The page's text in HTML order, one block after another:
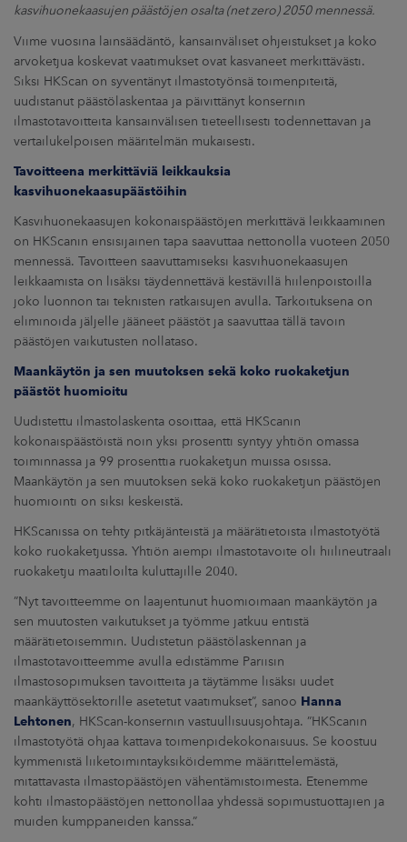
kasvihuonekaasujen päästöjen osalta (net zero) 2050 mennessä.
Viime vuosina lainsäädäntö, kansainväliset ohjeistukset ja koko
arvoketjua koskevat vaatimukset ovat kasvaneet merkittävästi.
Siksi HKScan on syventänyt ilmastotyönsä toimenpiteitä,
uudistanut päästölaskentaa ja päivittänyt konsernin
ilmastotavoitteita kansainvälisen tieteellisesti todennettavan ja
vertailukelpoisen määritelmän mukaisesti.
Tavoitteena merkittäviä leikkauksia
kasvihuonekaasupäästöihin
Kasvihuonekaasujen kokonaispäästöjen merkittävä leikkaaminen
on HKScanin ensisijainen tapa saavuttaa nettonolla vuoteen 2050
mennessä. Tavoitteen saavuttamiseksi kasvihuonekaasujen
leikkaamista on lisäksi täydennettävä kestävillä hiilenpoistoilla
joko luonnon tai teknisten ratkaisujen avulla. Tarkoituksena on
eliminoida jäljelle jääneet päästöt ja saavuttaa tällä tavoin
päästöjen vaikutusten nollataso.
Maankäytön ja sen muutoksen sekä koko ruokaketjun
päästöt huomioitu
Uudistettu ilmastolaskenta osoittaa, että HKScanin
kokonaispäästöistä noin yksi prosentti syntyy yhtiön omassa
toiminnassa ja 99 prosenttia ruokaketjun muissa osissa.
Maankäytön ja sen muutoksen sekä koko ruokaketjun päästöjen
huomiointi on siksi keskeistä.
HKScanissa on tehty pitkäjänteistä ja määrätietoista ilmastotyötä
koko ruokaketjussa. Yhtiön aiempi ilmastotavoite oli hiilineutraali
ruokaketju maatiloilta kuluttajille 2040.
”Nyt tavoitteemme on laajentunut huomioimaan maankäytön ja
sen muutosten vaikutukset ja työmme jatkuu entistä
määrätietoisemmin. Uudistetun päästölaskennan ja
ilmastotavoitteemme avulla edistämme Pariisin
ilmastosopimuksen tavoitteita ja täytämme lisäksi uudet
maankäyttösektorille asetetut vaatimukset”, sanoo Hanna
Lehtonen, HKScan-konsernin vastuullisuusjohtaja. ”HKScanin
ilmastotyötä ohjaa kattava toimenpidekokonaisuus. Se koostuu
kymmenistä liiketoimintayksiköidemme määrittelemästä,
mitattavasta ilmastopäästöjen vähentämistoimesta. Etenemme
kohti ilmastopäästöjen nettonollaa yhdessä sopimustuottajien ja
muiden kumppaneiden kanssa.”